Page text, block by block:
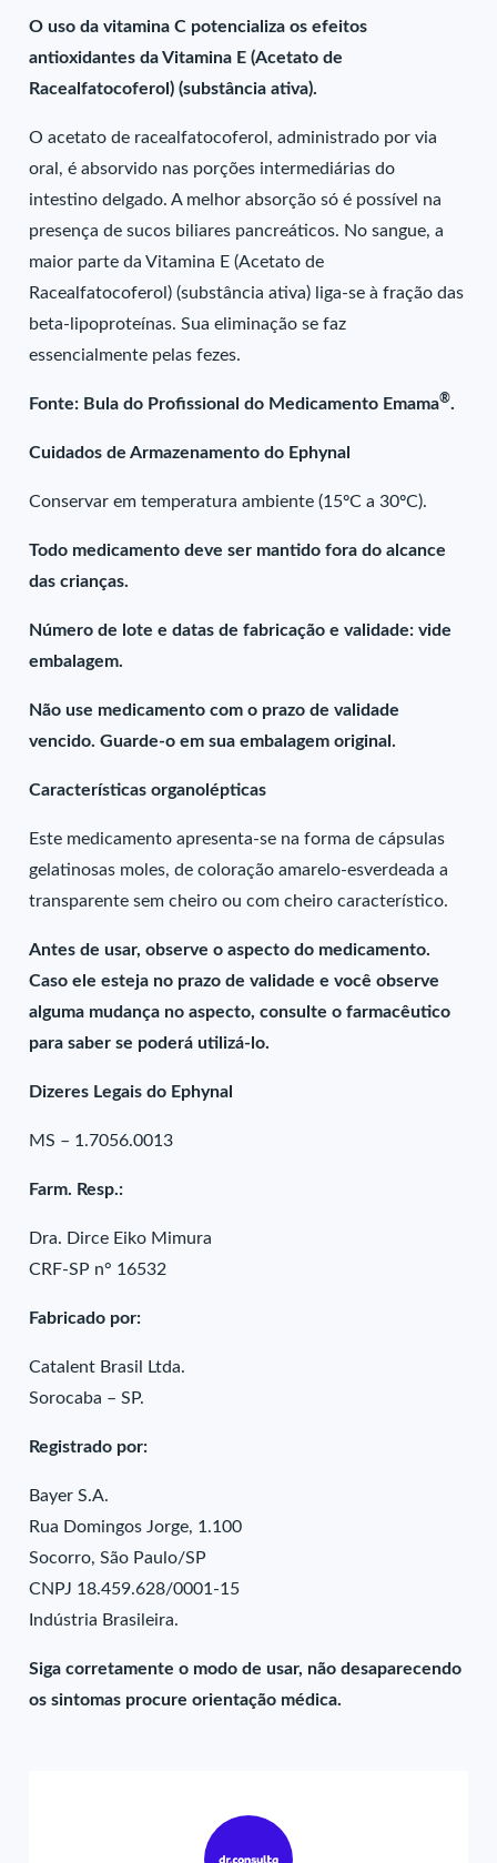
O uso da vitamina C potencializa os efeitos
antioxidantes da Vitamina E (Acetato de
Racealfatocoferol) (substância ativa).
O acetato de racealfatocoferol, administrado por via
oral, é absorvido nas porções intermediárias do
intestino delgado. A melhor absorção só é possível na
presença de sucos biliares pancreáticos. No sangue, a
maior parte da Vitamina E (Acetato de
Racealfatocoferol) (substância ativa) liga-se à fração das
beta-lipoproteínas. Sua eliminação se faz
essencialmente pelas fezes.
Fonte: Bula do Profissional do Medicamento Emama®.
Cuidados de Armazenamento do Ephynal
Conservar em temperatura ambiente (15ºC a 30ºC).
Todo medicamento deve ser mantido fora do alcance
das crianças.
Número de lote e datas de fabricação e validade: vide
embalagem.
Não use medicamento com o prazo de validade
vencido. Guarde-o em sua embalagem original.
Características organolépticas
Este medicamento apresenta-se na forma de cápsulas
gelatinosas moles, de coloração amarelo-esverdeada a
transparente sem cheiro ou com cheiro característico.
Antes de usar, observe o aspecto do medicamento.
Caso ele esteja no prazo de validade e você observe
alguma mudança no aspecto, consulte o farmacêutico
para saber se poderá utilizá-lo.
Dizeres Legais do Ephynal
MS – 1.7056.0013
Farm. Resp.:
Dra. Dirce Eiko Mimura
CRF-SP n° 16532
Fabricado por:
Catalent Brasil Ltda.
Sorocaba – SP.
Registrado por:
Bayer S.A.
Rua Domingos Jorge, 1.100
Socorro, São Paulo/SP
CNPJ 18.459.628/0001-15
Indústria Brasileira.
Siga corretamente o modo de usar, não desaparecendo
os sintomas procure orientação médica.